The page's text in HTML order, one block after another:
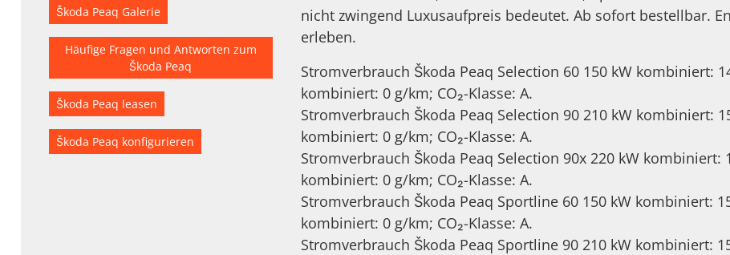
Škoda Peaq Galerie
Häufige Fragen und Antworten zum
Škoda Peaq
Škoda Peaq leasen
Škoda Peaq konfigurieren
nicht zwingend Luxusaufpreis bedeutet. Ab sofort bestellbar.
erleben.
Stromverbrauch Škoda Peaq Selection 60 150 kW kombiniert:
kombiniert: 0 g/km; CO₂-Klasse: A.
Stromverbrauch Škoda Peaq Selection 90 210 kW kombiniert:
kombiniert: 0 g/km; CO₂-Klasse: A.
Stromverbrauch Škoda Peaq Selection 90x 220 kW kombiniert:
kombiniert: 0 g/km; CO₂-Klasse: A.
Stromverbrauch Škoda Peaq Sportline 60 150 kW kombiniert:
kombiniert: 0 g/km; CO₂-Klasse: A.
Stromverbrauch Škoda Peaq Sportline 90 210 kW kombiniert: